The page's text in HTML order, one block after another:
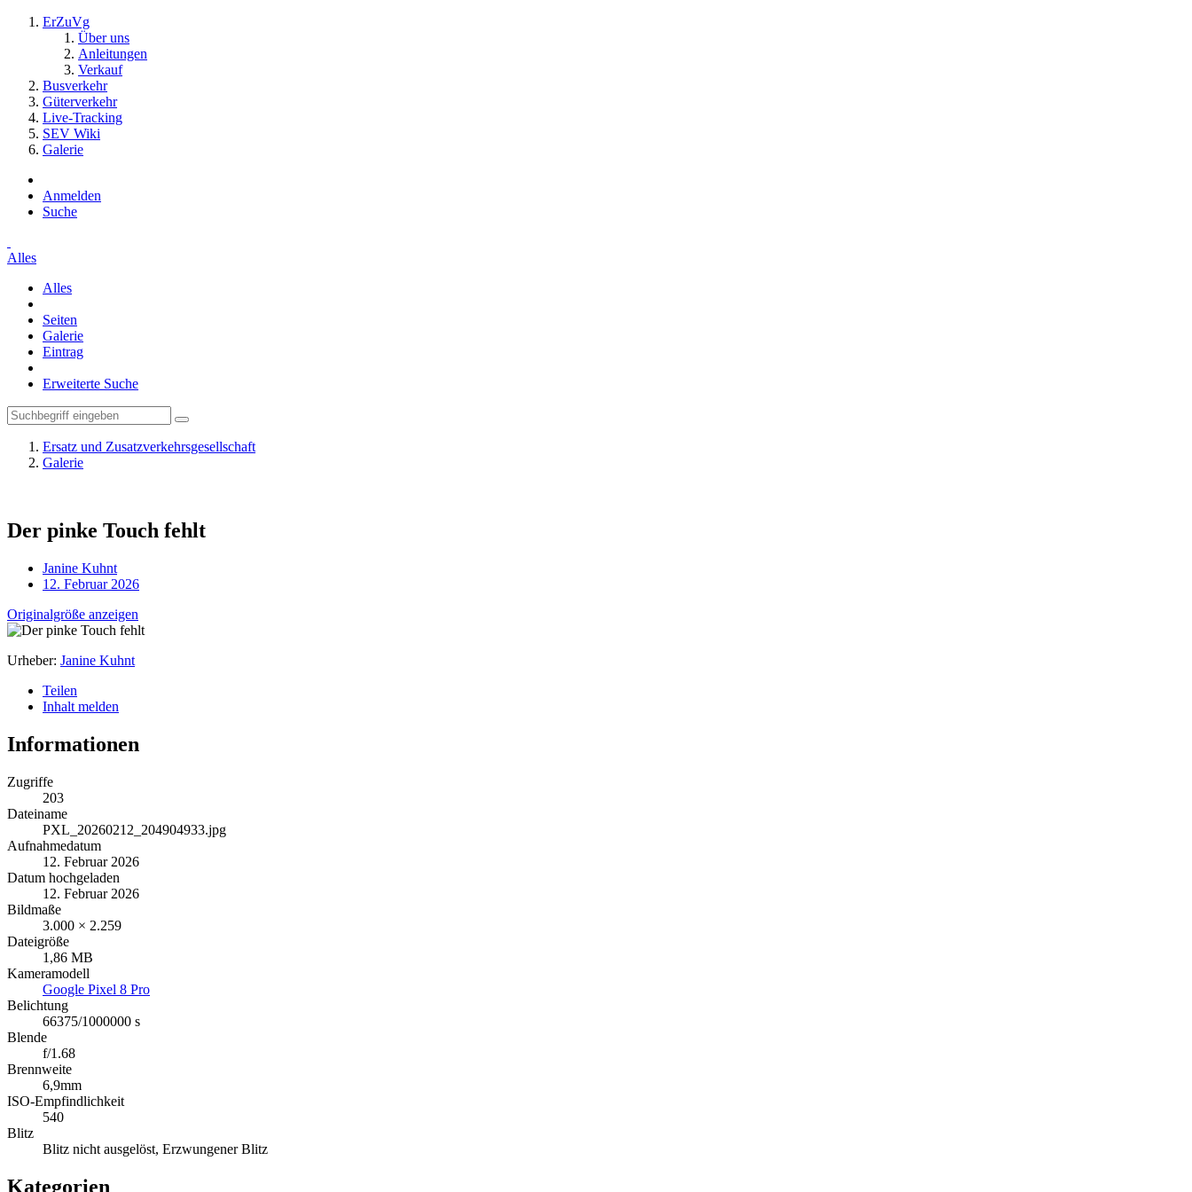
ErZuVg
Über uns
Anleitungen
Verkauf
Busverkehr
Güterverkehr
Live-Tracking
SEV Wiki
Galerie
Anmelden
Suche
Alles
Alles
Seiten
Galerie
Eintrag
Erweiterte Suche
Ersatz und Zusatzverkehrsgesellschaft
Galerie
Der pinke Touch fehlt
Janine Kuhnt
12. Februar 2026
Originalgröße anzeigen
Urheber: Janine Kuhnt
Teilen
Inhalt melden
Informationen
Zugriffe
203
Dateiname
PXL_20260212_204904933.jpg
Aufnahmedatum
12. Februar 2026
Datum hochgeladen
12. Februar 2026
Bildmaße
3.000 × 2.259
Dateigröße
1,86 MB
Kameramodell
Google Pixel 8 Pro
Belichtung
66375/1000000 s
Blende
f/1.68
Brennweite
6,9mm
ISO-Empfindlichkeit
540
Blitz
Blitz nicht ausgelöst, Erzwungener Blitz
Kategorien